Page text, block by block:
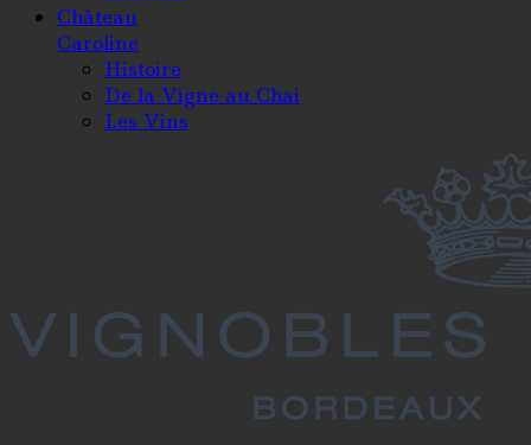
Château
Caroline
Histoire
De la Vigne au Chai
Les Vins